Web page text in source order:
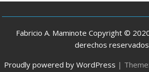
Fabricio A. Maminote Copyright ©
derechos reservados
Proudly powered by WordPress |